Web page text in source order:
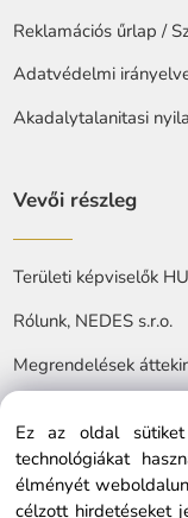
Reklamációs űrlap /
Adatvédelmi
Akadalytalanitasi
Vevői részleg
Területi képviselők HU
Rólunk, NEDES s.r.o.
Megrendelések
Ez az oldal
technológiákat
élményét
célzott hirdetéseket